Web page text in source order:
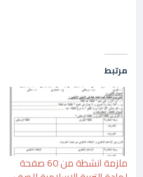
مرتبط
ملزمة انشطة من 60 صفحة